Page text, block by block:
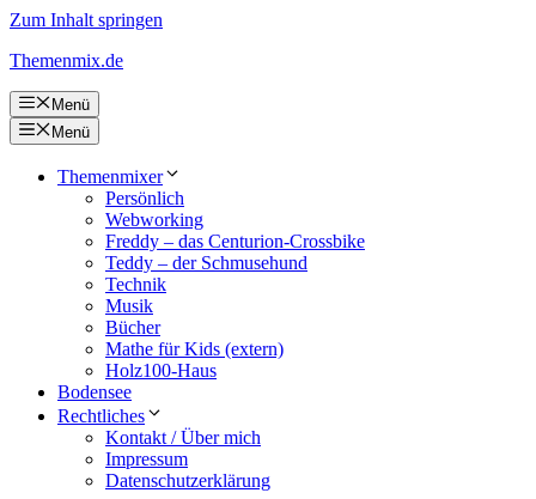
Zum Inhalt springen
Themenmix.de
Menü
Menü
Themenmixer
Persönlich
Webworking
Freddy – das Centurion-Crossbike
Teddy – der Schmusehund
Technik
Musik
Bücher
Mathe für Kids (extern)
Holz100-Haus
Bodensee
Rechtliches
Kontakt / Über mich
Impressum
Datenschutzerklärung